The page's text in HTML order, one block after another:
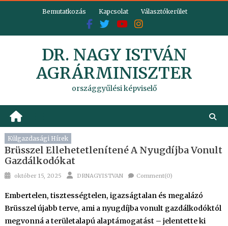
Bemutatkozás Kapcsolat Választókerület
DR. NAGY ISTVÁN
AGRÁRMINISZTER
országgyűlési képviselő
Külgazdasági Hírek
Brüsszel Ellehetetlenítené A Nyugdíjba Vonult
Gazdálkodókat
Posted
október 15, 2025 Author
DRNAGYISTVAN Comment(0)
Embertelen, tisztességtelen, igazságtalan és megalázó
Brüsszel újabb terve, ami a nyugdíjba vonult gazdálkodóktól
megvonná a területalapú alaptámogatást – jelentette ki